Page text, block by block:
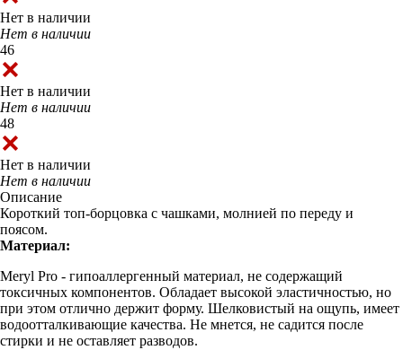
Нет в наличии
Нет в наличии
46
Нет в наличии
Нет в наличии
48
Нет в наличии
Нет в наличии
Описание
Короткий топ-борцовка с чашками, молнией по переду и
поясом.
Материал:
Meryl Pro - гипоаллергенный материал, не содержащий
токсичных компонентов. Обладает высокой эластичностью, но
при этом отлично держит форму. Шелковистый на ощупь, имеет
водоотталкивающие качества. Не мнется, не садится после
стирки и не оставляет разводов.